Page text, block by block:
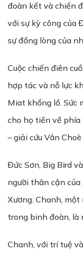
đoàn kết và chiến
với sự kỳ công của
sự đồng lòng của
Cuộc chiến điên
hợp tác và nỗ lực
Miat khổng lồ. Sức
cho họ tiến về phía
– giải cứu Vân
Đức Sơn, Big Bird
người thân cận
Xương. Chanh,
trong binh đoàn, là
Chanh, với trí tuệ